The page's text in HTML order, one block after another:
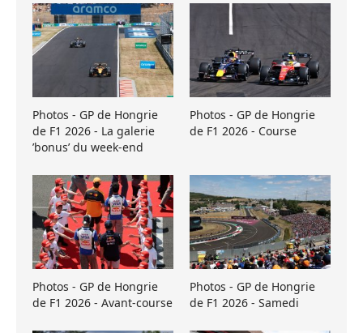
Photos - GP de Hongrie
de F1 2026 - La galerie
’bonus’ du week-end
Photos - GP de Hongrie
de F1 2026 - Course
Photos - GP de Hongrie
de F1 2026 - Avant-course
Photos - GP de Hongrie
de F1 2026 - Samedi